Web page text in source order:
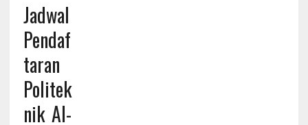
Jadwal
Pendaf
taran
Politek
nik Al-